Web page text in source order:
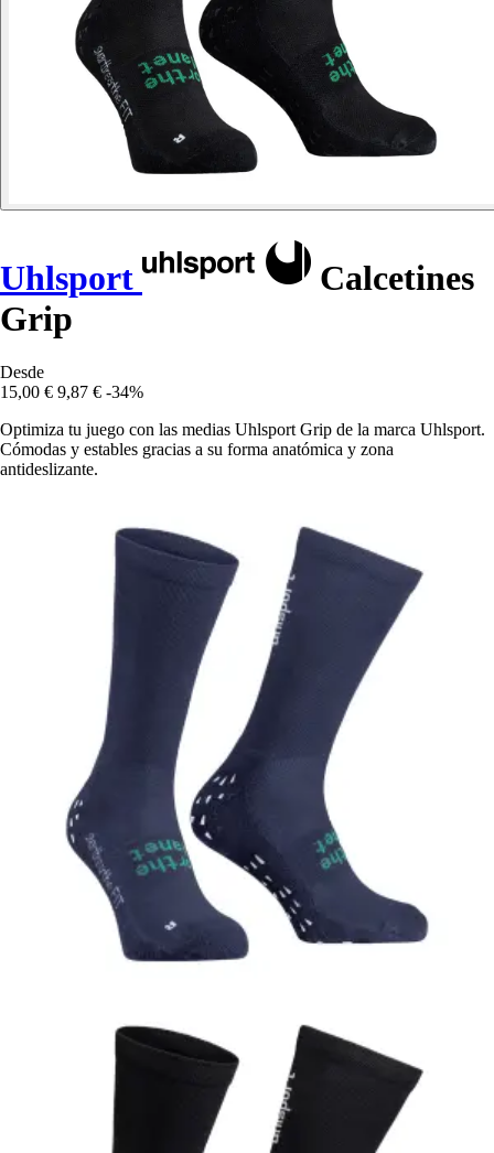
Uhlsport
Calcetines
Grip
Desde
15,00 € 9,87 € -34%
Optimiza tu juego con las medias Uhlsport Grip de la marca Uhlsport.
Cómodas y estables gracias a su forma anatómica y zona
antideslizante.